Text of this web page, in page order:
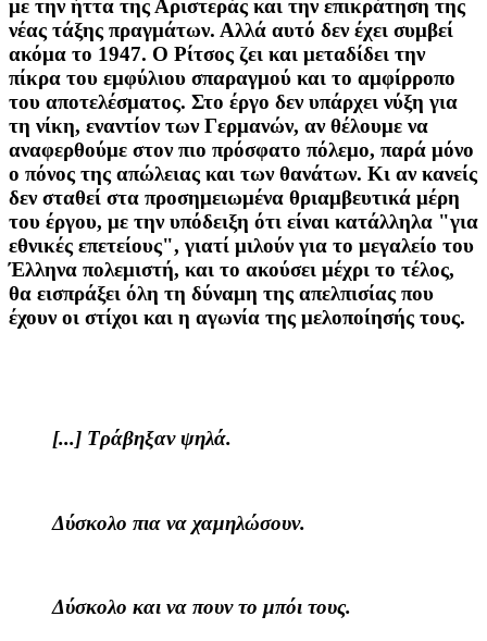
με την ήττα της Αριστεράς και την επικράτηση της
νέας τάξης πραγμάτων. Αλλά αυτό δεν έχει συμβεί
ακόμα το 1947. Ο Ρίτσος ζει και μεταδίδει την
πίκρα του εμφύλιου σπαραγμού και το αμφίρροπο
του αποτελέσματος. Στο έργο δεν υπάρχει νύξη για
τη νίκη, εναντίον των Γερμανών, αν θέλουμε να
αναφερθούμε στον πιο πρόσφατο πόλεμο, παρά μόνο
ο πόνος της απώλειας και των θανάτων. Κι αν κανείς
δεν σταθεί στα προσημειωμένα θριαμβευτικά μέρη
του έργου, με την υπόδειξη ότι είναι κατάλληλα "για
εθνικές επετείους", γιατί μιλούν για το μεγαλείο του
Έλληνα πολεμιστή, και το ακούσει μέχρι το τέλος,
θα εισπράξει όλη τη δύναμη της απελπισίας που
έχουν οι στίχοι και η αγωνία της μελοποίησής τους.
[...] Τράβηξαν ψηλά.
Δύσκολο πια να χαμηλώσουν.
Δύσκολο και να πουν το μπόι τους.